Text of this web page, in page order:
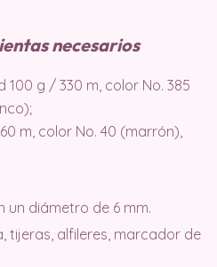
necesarios
100 g / 330 m, color No. 385
m, color No. 40 (marrón),
un diámetro de 6 mm.
tijeras, alfileres, marcador de